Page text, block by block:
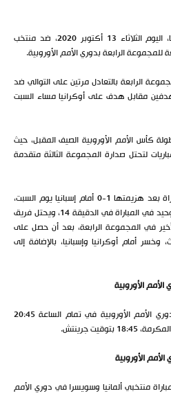
يدخل المنتخب الألماني اختبارًا مهمًا، اليوم الثلاثاء 13 أكتوبر 2020، ضد منتخب
للمجموعة الرابعة بدوري الأمم الأوروبية.
الرابعة بالتعادل مرتين على التوالي ضد
مقابل هدف على أوكرانيا مساء السبت
كأس الأمم الأوروبية الصيف المقبل، حيث
لتحتل صدارة المجموعة الثالثة متقدمة
بيمنا يدخل المنتخب السويسري المباراة بعد هزيمتها 1-0 أمام إسبانيا يوم السبت،
حيث سجل ميكيل أويارزابال الهدف الوحيد في المباراة في الدقيقة 14، ويحتل فريق
في المجموعة الرابعة، بعد أن حصل على
أمام أوكرانيا وإسبانيا، بالإضافة إلى
الأوروبية
تنطلق مباراة ألمانيا وسويسرا في دوري الأمم الأوروبية في تمام الساعة 20:45
الأوروبية
منتخبي ألمانيا وسويسرا في دوري الأمم